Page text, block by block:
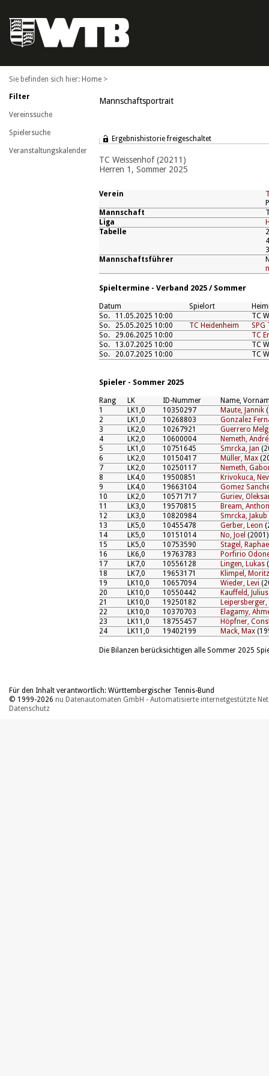
Mannschaftsportrait
Home >
Filter
Vereinssuche
Spielersuche
Veranstaltungskalender
Ergebnishistorie freigeschaltet
TC Weissenhof (20211)
Herren 1, Sommer 2025
Verein
Mannschaft
Liga
Tabelle
Mannschaftsführer
Spieltermine - Verband 2025 / Sommer
Datum Spielort
So.
11.05.2025 10:00
TC
So.
25.05.2025 10:00 TC Heidenheim
SPG
So.
29.06.2025 10:00
TC
So.
13.07.2025 10:00
TC
So.
20.07.2025 10:00 TC
Spieler - Sommer 2025
Rang LK ID-Nummer
Name,
1
LK1,0 10350297 Maute, Jannik
2
LK1,0 10268803
Gonzalez
3
LK2,0 10267921
Guerrero
4
LK2,0 10600004 Nemeth, André
5
LK1,0 10751645 Smrcka, Jan
6
LK2,0 10150417 Müller, Max
7
LK2,0 10250117
Nemeth,
8
LK4,0 19500851
Krivokuca,
9
LK4,0 19663104
Gomez
10
LK2,0 10571717
Guriev,
11
LK3,0 19570815
Bream,
12
LK3,0 10820984 Smrcka, Jakub
13
LK5,0 10455478 Gerber, Leon
14
LK5,0 10151014 No, Joel (2001)
15
LK5,0 10753590
Stagel,
16
LK6,0 19763783
Porfirio
17
LK7,0 10556128 Lingen, Lukas
18
LK7,0 19653171
Klimpel, Moritz
19
LK10,0 10657094 Wieder, Levi
20
LK10,0 10550442 Kauffeld, Julius
21
LK10,0 19250182
22
LK10,0 10370703
Elagamy,
23
LK11,0 18755457
Höpfner,
24
LK11,0 19402199 Mack, Max
Die Bilanzen berücksichtigen alle Sommer 2025
Für den Inhalt verantwortlich: Württembergischer Tennis-Bund
© 1999-2026 nu Datenautomaten GmbH - Automatisierte internetgestützte
Datenschutz